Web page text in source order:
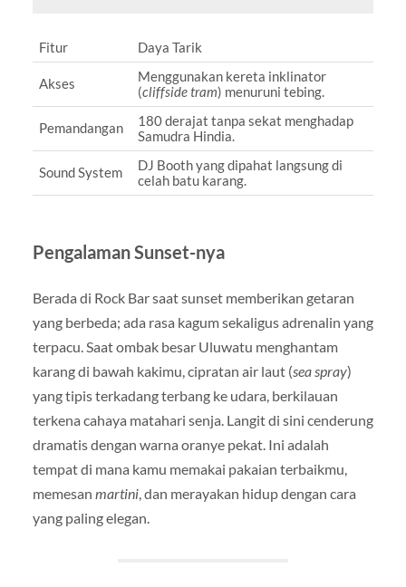
Fitur Daya Tarik
Akses
Menggunakan kereta inklinator
(cliffside tram) menuruni tebing.
Pemandangan
180 derajat tanpa sekat menghadap
Samudra Hindia.
Sound System
DJ Booth yang dipahat langsung di
celah batu karang.
Pengalaman Sunset-nya
Berada di Rock Bar saat sunset memberikan getaran
yang berbeda; ada rasa kagum sekaligus adrenalin yang
terpacu. Saat ombak besar Uluwatu menghantam
karang di bawah kakimu, cipratan air laut (sea spray)
yang tipis terkadang terbang ke udara, berkilauan
terkena cahaya matahari senja. Langit di sini cenderung
dramatis dengan warna oranye pekat. Ini adalah
tempat di mana kamu memakai pakaian terbaikmu,
memesan martini, dan merayakan hidup dengan cara
yang paling elegan.